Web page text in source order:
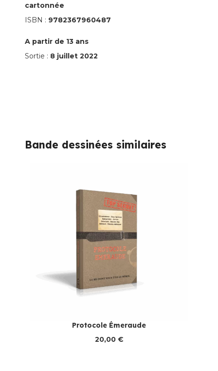
vous
êtes
cartonnée
ISBN : 9782367960487
A partir de 13 ans
Sortie : 8 juillet 2022
Bande dessinées similaires
Protocole Émeraude
20,00 €